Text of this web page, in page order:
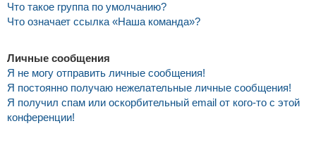
Что такое группа по умолчанию?
Что означает ссылка «Наша команда»?
Личные сообщения
Я не могу отправить личные сообщения!
Я постоянно получаю нежелательные личные сообщения!
Я получил спам или оскорбительный email от кого-то с этой
конференции!